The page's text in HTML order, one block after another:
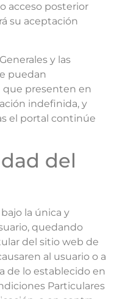
acceso posterior
su aceptación
y las
puedan
que presenten en
indefinida, y
el portal continúe
del
bajo la única y
quedando
del sitio web de
al usuario o a
de lo establecido en
Particulares